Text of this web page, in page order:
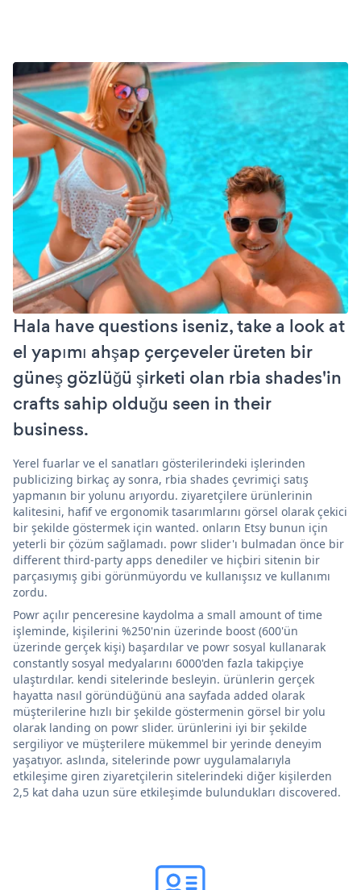
Hala have questions iseniz, take a look at
el yapımı ahşap çerçeveler üreten bir
güneş gözlüğü şirketi olan rbia shades'in
crafts sahip olduğu seen in their
business.
Yerel fuarlar ve el sanatları gösterilerindeki işlerinden
publicizing birkaç ay sonra, rbia shades çevrimiçi satış
yapmanın bir yolunu arıyordu. ziyaretçilere ürünlerinin
kalitesini, hafif ve ergonomik tasarımlarını görsel olarak çekici
bir şekilde göstermek için wanted. onların Etsy bunun için
yeterli bir çözüm sağlamadı. powr slider'ı bulmadan önce bir
different third-party apps denediler ve hiçbiri sitenin bir
parçasıymış gibi görünmüyordu ve kullanışsız ve kullanımı
zordu.
Powr açılır penceresine kaydolma a small amount of time
işleminde, kişilerini %250'nin üzerinde boost (600'ün
üzerinde gerçek kişi) başardılar ve powr sosyal kullanarak
constantly sosyal medyalarını 6000'den fazla takipçiye
ulaştırdılar. kendi sitelerinde besleyin. ürünlerin gerçek
hayatta nasıl göründüğünü ana sayfada added olarak
müşterilerine hızlı bir şekilde göstermenin görsel bir yolu
olarak landing on powr slider. ürünlerini iyi bir şekilde
sergiliyor ve müşterilere mükemmel bir yerinde deneyim
yaşatıyor. aslında, sitelerinde powr uygulamalarıyla
etkileşime giren ziyaretçilerin sitelerindeki diğer kişilerden
2,5 kat daha uzun süre etkileşimde bulundukları discovered.